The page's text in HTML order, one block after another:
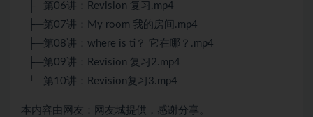
├─第06讲：Revision 复习.mp4
├─第07讲：My room 我的房间.mp4
├─第08讲：where is ti？ 它在哪？.mp4
├─第09讲：Revision 复习2.mp4
└─第10讲：Revision复习3.mp4
本内容由网友：网友城提供，感谢分享。